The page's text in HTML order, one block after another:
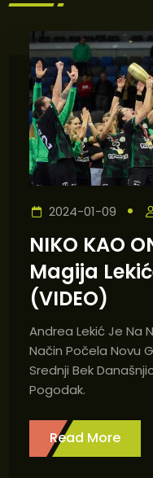
2024-01-09
NIKO KAO
Magija
(VIDEO)
Andrea Lekić Je Na
Način Počela Novu
Srednji Bek
Pogodak.
Read More